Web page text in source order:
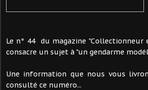
Le n° 44 du magazine
consacre un sujet à "un gendarme
Une information que nous vous
consulté ce numéro...